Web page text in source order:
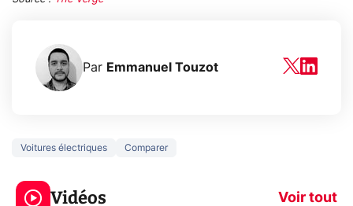
Par Emmanuel Touzot
Voitures électriques Comparer
Vidéos Voir tout
Ce que vous ne
savez sur la
navigation privée !
Pixel 11 Pro